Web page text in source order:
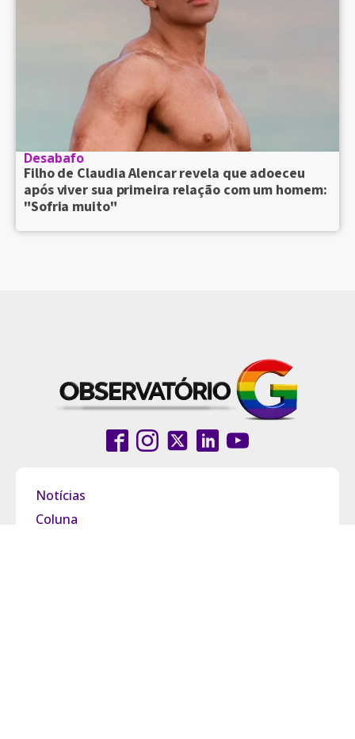
Desabafo
Filho de Claudia Alencar revela que adoeceu
após viver sua primeira relação com um homem:
"Sofria muito"
Notícias
Coluna